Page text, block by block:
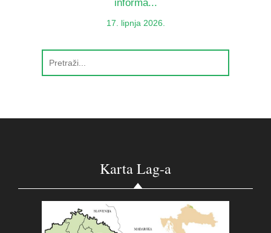
informa...
17. lipnja 2026.
Karta Lag-a